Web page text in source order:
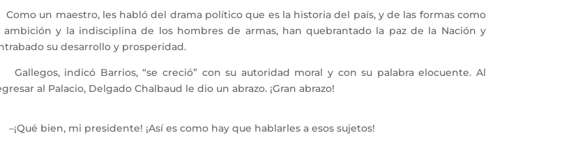
un maestro, les habló del drama político que es la historia del país, y de las formas como
ambición y la indisciplina de los hombres de armas, han quebrantado la paz de la Nación y
su desarrollo y prosperidad.
indicó Barrios, “se creció” con su autoridad moral y con su palabra elocuente. Al
al Palacio, Delgado Chalbaud le dio un abrazo. ¡Gran abrazo!
–¡Qué bien, mi presidente! ¡Así es como hay que hablarles a esos sujetos!